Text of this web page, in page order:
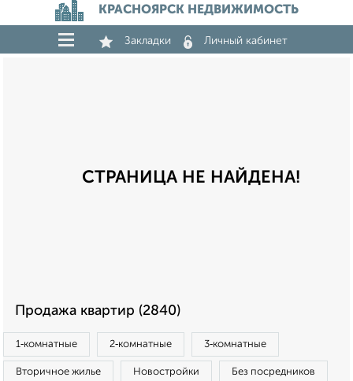
КРАСНОЯРСК НЕДВИЖИМОСТЬ
Закладки Личный кабинет
СТРАНИЦА НЕ НАЙДЕНА!
Продажа квартир (2840)
1‑комнатные 2‑комнатные 3‑комнатные
Вторичное жилье Новостройки Без посредников